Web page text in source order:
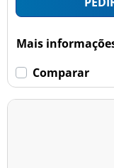
Mais
Comparar